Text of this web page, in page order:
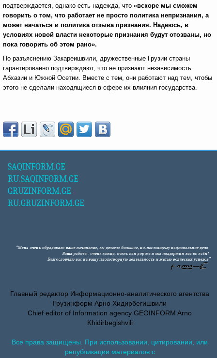
подтверждается, однако есть надежда, что «вскоре мы сможем
говорить о том, что работает не просто политика непризнания, а
может начаться и политика отзыва признания. Надеюсь, в
условиях новой власти некоторые признания будут отозваны, но
пока говорить об этом рано».
По разъяснению Закареишвили, дружественные Грузии страны
гарантированно подтверждают, что не признают независимость
Абхазии и Южной Осетии. Вместе с тем, они работают над тем, чтобы
этого не сделали находящиеся в сфере их влияния государства.
SAQINFORM.GE
RU.SAQINFORM.GE
GRUZINFORM.GE
RU.GRUZINFORM.GE
Главный редактор Информационно-аналитического агентства
Грузинформ Арно Хидирбегишвили
Chief editor of Information agency GEOINFORM Arno
Khidirbegishvili
Все права защищены. При использовании, цитировании, или
републикации материалов с